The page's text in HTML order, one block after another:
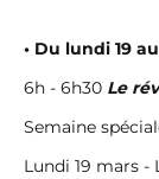
• Du lundi 19
6h - 6h30 Le
Semaine
Lundi 19 mars -